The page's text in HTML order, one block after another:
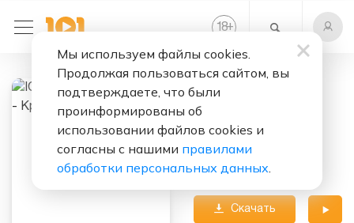
18+
Слушать бесплатно
Красный свет
Исполнители:
Андрей Катиков
Скачать
Мы используем файлы cookies.
Продолжая пользоваться сайтом, вы
подтверждаете, что были
проинформированы об
использовании файлов cookies и
согласны с нашими правилами
обработки персональных данных.